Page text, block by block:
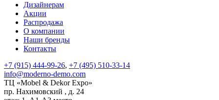
Дизайнерам
Акции
Распродажа
О компании
Наши бренды
Контакты
+7 (915) 444-99-26, +7 (495) 510-33-14
info@moderno-demo.com
ТЦ «Mobel & Dekor Expo»
пр. Нахимовский , д. 24